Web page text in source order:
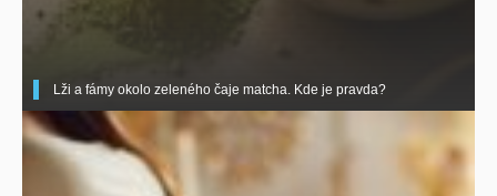
Lži a fámy okolo zeleného čaje matcha. Kde je pravda?